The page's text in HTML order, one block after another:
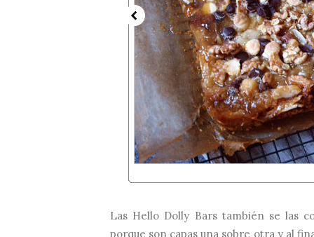
Las Hello Dolly Bars también se las
porque son capas una sobre otra y al